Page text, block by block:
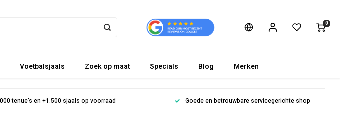
0
Voetbalsjaals Zoek op maat Specials Blog Merken
tenue's en +1.500 sjaals op voorraad Goede en betrouwbare servicegerichte shop